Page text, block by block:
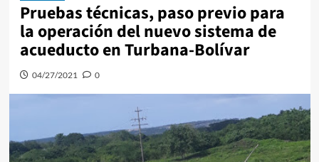
Pruebas técnicas, paso previo para
la operación del nuevo sistema de
acueducto en Turbana-Bolívar
04/27/2021 0